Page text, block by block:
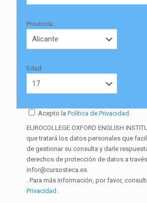
Provincia:
Edad:
Acepto la Política de Privacidad
EUROCOLLEGE OXFORD ENGLISH
que tratará los datos personales que
de gestionar su consulta y darle
derechos de protección de datos a
infor@cursosteca.es.
. Para más información, por favor,
Privacidad .